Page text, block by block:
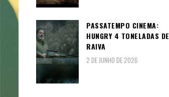
PASSATEMPO CINEMA:
HUNGRY 4 TONELADAS DE
RAIVA
2 DE JUNHO DE 2026